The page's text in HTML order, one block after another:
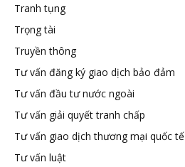
Tranh tụng
Trọng tài
Truyền thông
Tư vấn đăng ký giao dịch bảo đảm
Tư vấn đầu tư nước ngoài
Tư vấn giải quyết tranh chấp
Tư vấn giao dịch thương mại quốc tế
Tư vấn luật